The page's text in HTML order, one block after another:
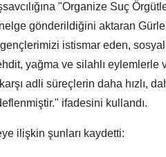
"Organize Suç
gönderildiğini aktaran
gençlerimizi istismar eden,
yağma ve silahlı eylemlerle
adli süreçlerin daha hızlı,
ifadesini kullandı.
ilişkin şunları kaydetti: